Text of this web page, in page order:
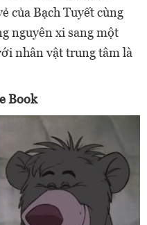
của Bạch Tuyết cùng
nguyên xi sang một
nhân vật trung tâm là
Book